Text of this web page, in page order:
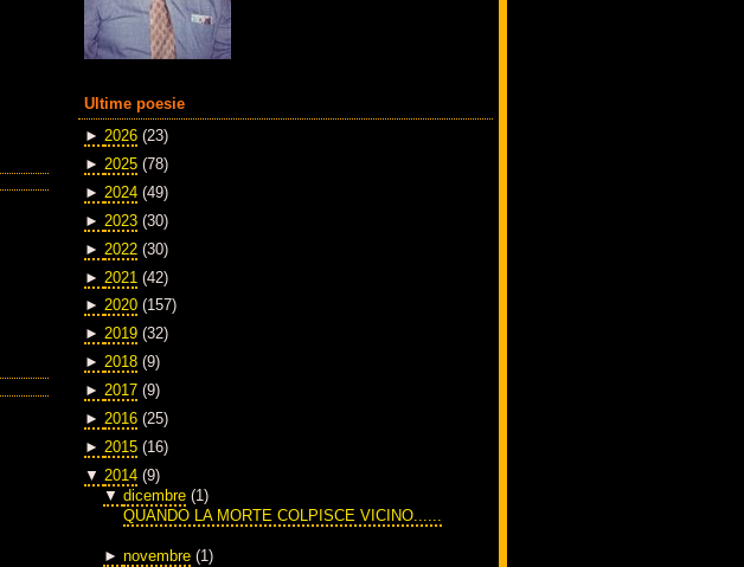
Ultime poesie
► 2026 (23)
► 2025 (78)
► 2024 (49)
► 2023 (30)
► 2022 (30)
► 2021 (42)
► 2020 (157)
► 2019 (32)
► 2018 (9)
► 2017 (9)
► 2016 (25)
► 2015 (16)
▼ 2014 (9)
▼ dicembre (1)
QUANDO LA MORTE COLPISCE VICINO......
► novembre (1)